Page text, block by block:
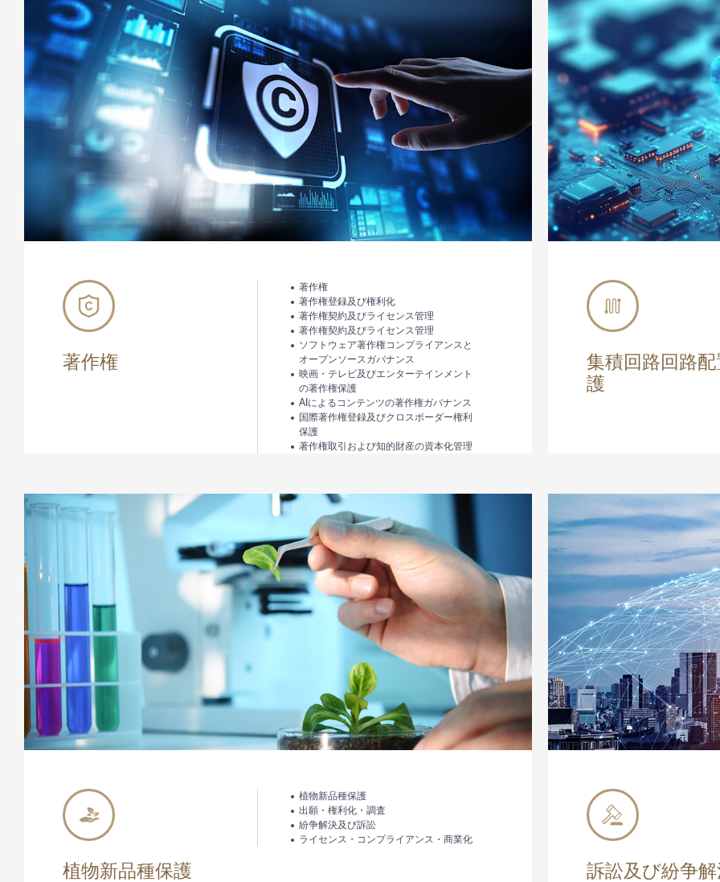
著作権
著作権
著作権登録及び権利化
著作権契約及びライセンス管理
著作権契約及びライセンス管理
ソフトウェア著作権コンプライアンスと
オープンソースガバナンス
映画・テレビ及びエンターテインメント
の著作権保護
AIによるコンテンツの著作権ガバナンス
国際著作権登録及びクロスボーダー権利
保護
著作権取引および知的財産の資本化管理
集積回路回路
護
植物新品種保護
植物新品種保護
出願・権利化・調査
紛争解決及び訴訟
ライセンス・コンプライアンス・商業化
訴訟及び紛争